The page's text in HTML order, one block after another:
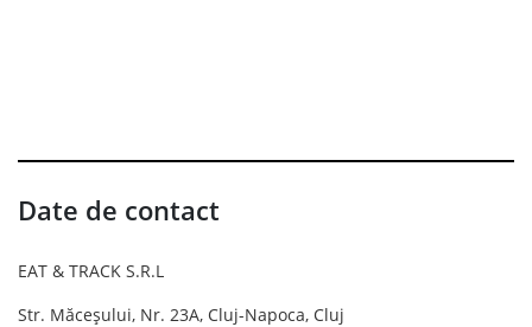
Date de contact
EAT & TRACK S.R.L
Str. Măceșului, Nr. 23A, Cluj-Napoca, Cluj